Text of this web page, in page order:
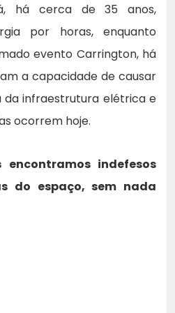
há cerca de 35 anos,
por horas, enquanto
evento Carrington, há
a capacidade de causar
da infraestrutura elétrica e
ocorrem hoje.
indefesos
do espaço, sem nada